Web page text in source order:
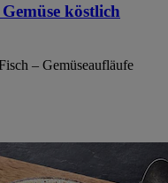
köstlich
– Gemüseaufläufe